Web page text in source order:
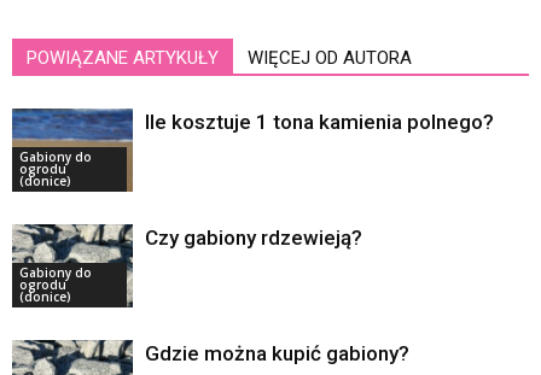
POWIĄZANE ARTYKUŁY WIĘCEJ OD AUTORA
Gabiony do
ogrodu
(donice)
Ile kosztuje 1 tona kamienia polnego?
Gabiony do
ogrodu
(donice)
Czy gabiony rdzewieją?
Gdzie można kupić gabiony?